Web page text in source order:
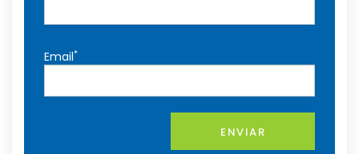
Email*
ENVIAR